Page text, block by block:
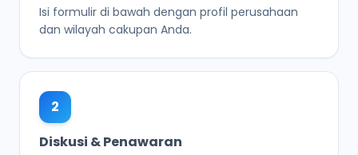
Isi formulir di bawah dengan profil perusahaan
dan wilayah cakupan Anda.
2
Diskusi & Penawaran